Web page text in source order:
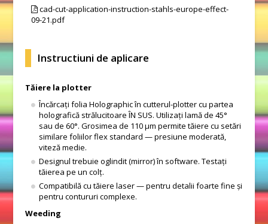
cad-cut-application-instruction-stahls-europe-effect-
09-21.pdf
Instructiuni de aplicare
Tăiere la plotter
Încărcați folia Holographic în cutterul-plotter cu partea
holografică strălucitoare ÎN SUS. Utilizați lamă de 45°
sau de 60°. Grosimea de 110 μm permite tăiere cu setări
similare foliilor flex standard — presiune moderată,
viteză medie.
Designul trebuie oglindit (mirror) în software. Testați
tăierea pe un colț.
Compatibilă cu tăiere laser — pentru detalii foarte fine și
pentru contururi complexe.
Weeding